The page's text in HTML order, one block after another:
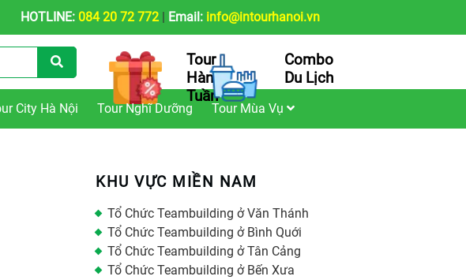
HOTLINE: 084 20 72 772| Email: info@intourhanoi.vn
Tour
Hàng
Tuần
Combo
Du Lịch
City Hà Nội Tour Nghĩ Dưỡng
Tour Mùa Vụ
KHU VỰC MIỀN NAM
Tổ Chức Teambuilding ở Văn Thánh
Tổ Chức Teambuilding ở Bình Quới
Tổ Chức Teambuilding ở Tân Cảng
Tổ Chức Teambuilding ở Bến Xưa